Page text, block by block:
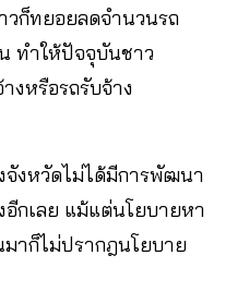
ก็ทยอยลดจำนวนรถ
ทำให้ปัจจุบันชาว
งหรือรถรับจ้าง
งหวัดไม่ได้มีการพัฒนา
กเลย แม้แต่นโยบายหา
มาก็ไม่ปรากฎนโยบาย